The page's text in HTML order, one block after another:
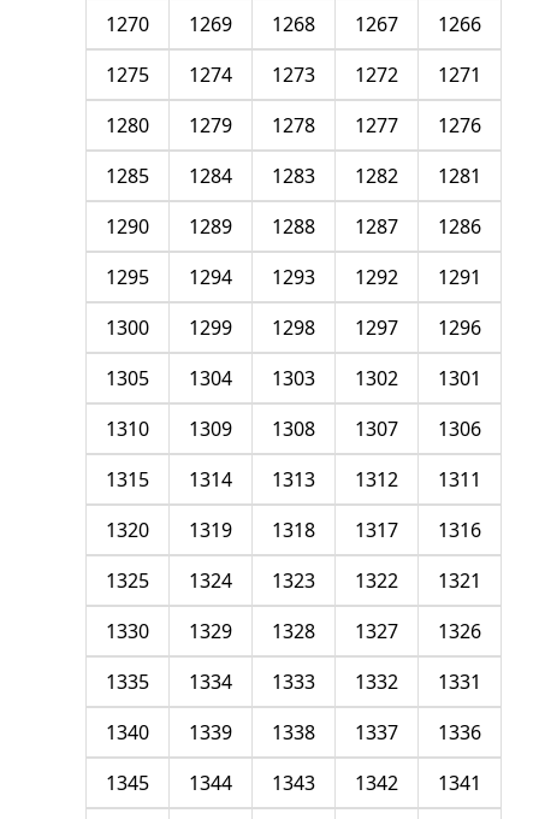
1266
1267
1268
1269
1270
1271
1272
1273
1274
1275
1276
1277
1278
1279
1280
1281
1282
1283
1284
1285
1286
1287
1288
1289
1290
1291
1292
1293
1294
1295
1296
1297
1298
1299
1300
1301
1302
1303
1304
1305
1306
1307
1308
1309
1310
1311
1312
1313
1314
1315
1316
1317
1318
1319
1320
1321
1322
1323
1324
1325
1326
1327
1328
1329
1330
1331
1332
1333
1334
1335
1336
1337
1338
1339
1340
1341
1342
1343
1344
1345